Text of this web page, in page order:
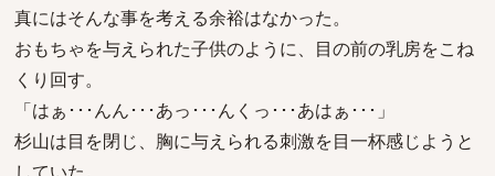
真にはそんな事を考える余裕はなかった。
おもちゃを与えられた子供のように、目の前の乳房をこね
くり回す。
「はぁ･･･んん･･･あっ･･･んくっ･･･あはぁ･･･」
杉山は目を閉じ、胸に与えられる刺激を目一杯感じようと